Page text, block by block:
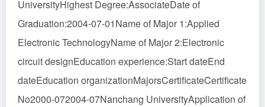
UniversityHighest Degree:AssociateDate of
Graduation:2004-07-01Name of Major 1:Applied
Electronic TechnologyName of Major 2:Electronic
circuit designEducation experience:Start dateEnd
dateEducation organizationMajorsCertificateCertificate
No2000-072004-07Nanchang UniversityApplication of